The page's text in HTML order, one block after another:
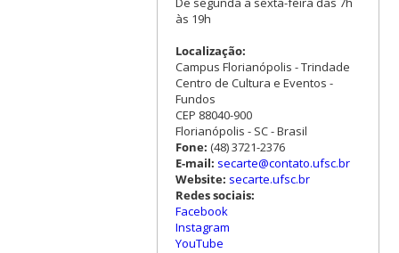
às 19h
Localização:
Campus Florianópolis - Trindade
Centro de Cultura e Eventos -
Fundos
CEP 88040-900
Florianópolis - SC - Brasil
Fone: (48) 3721-2376
E-mail: secarte@contato.ufsc.br
Website: secarte.ufsc.br
Redes sociais:
Facebook
Instagram
YouTube